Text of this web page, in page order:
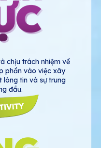
chịu trách nhiệm về
phần vào việc xây
tin và sự trung
đầu.